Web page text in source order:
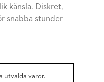
känsla. Diskret,
snabba stunder
utvalda varor.